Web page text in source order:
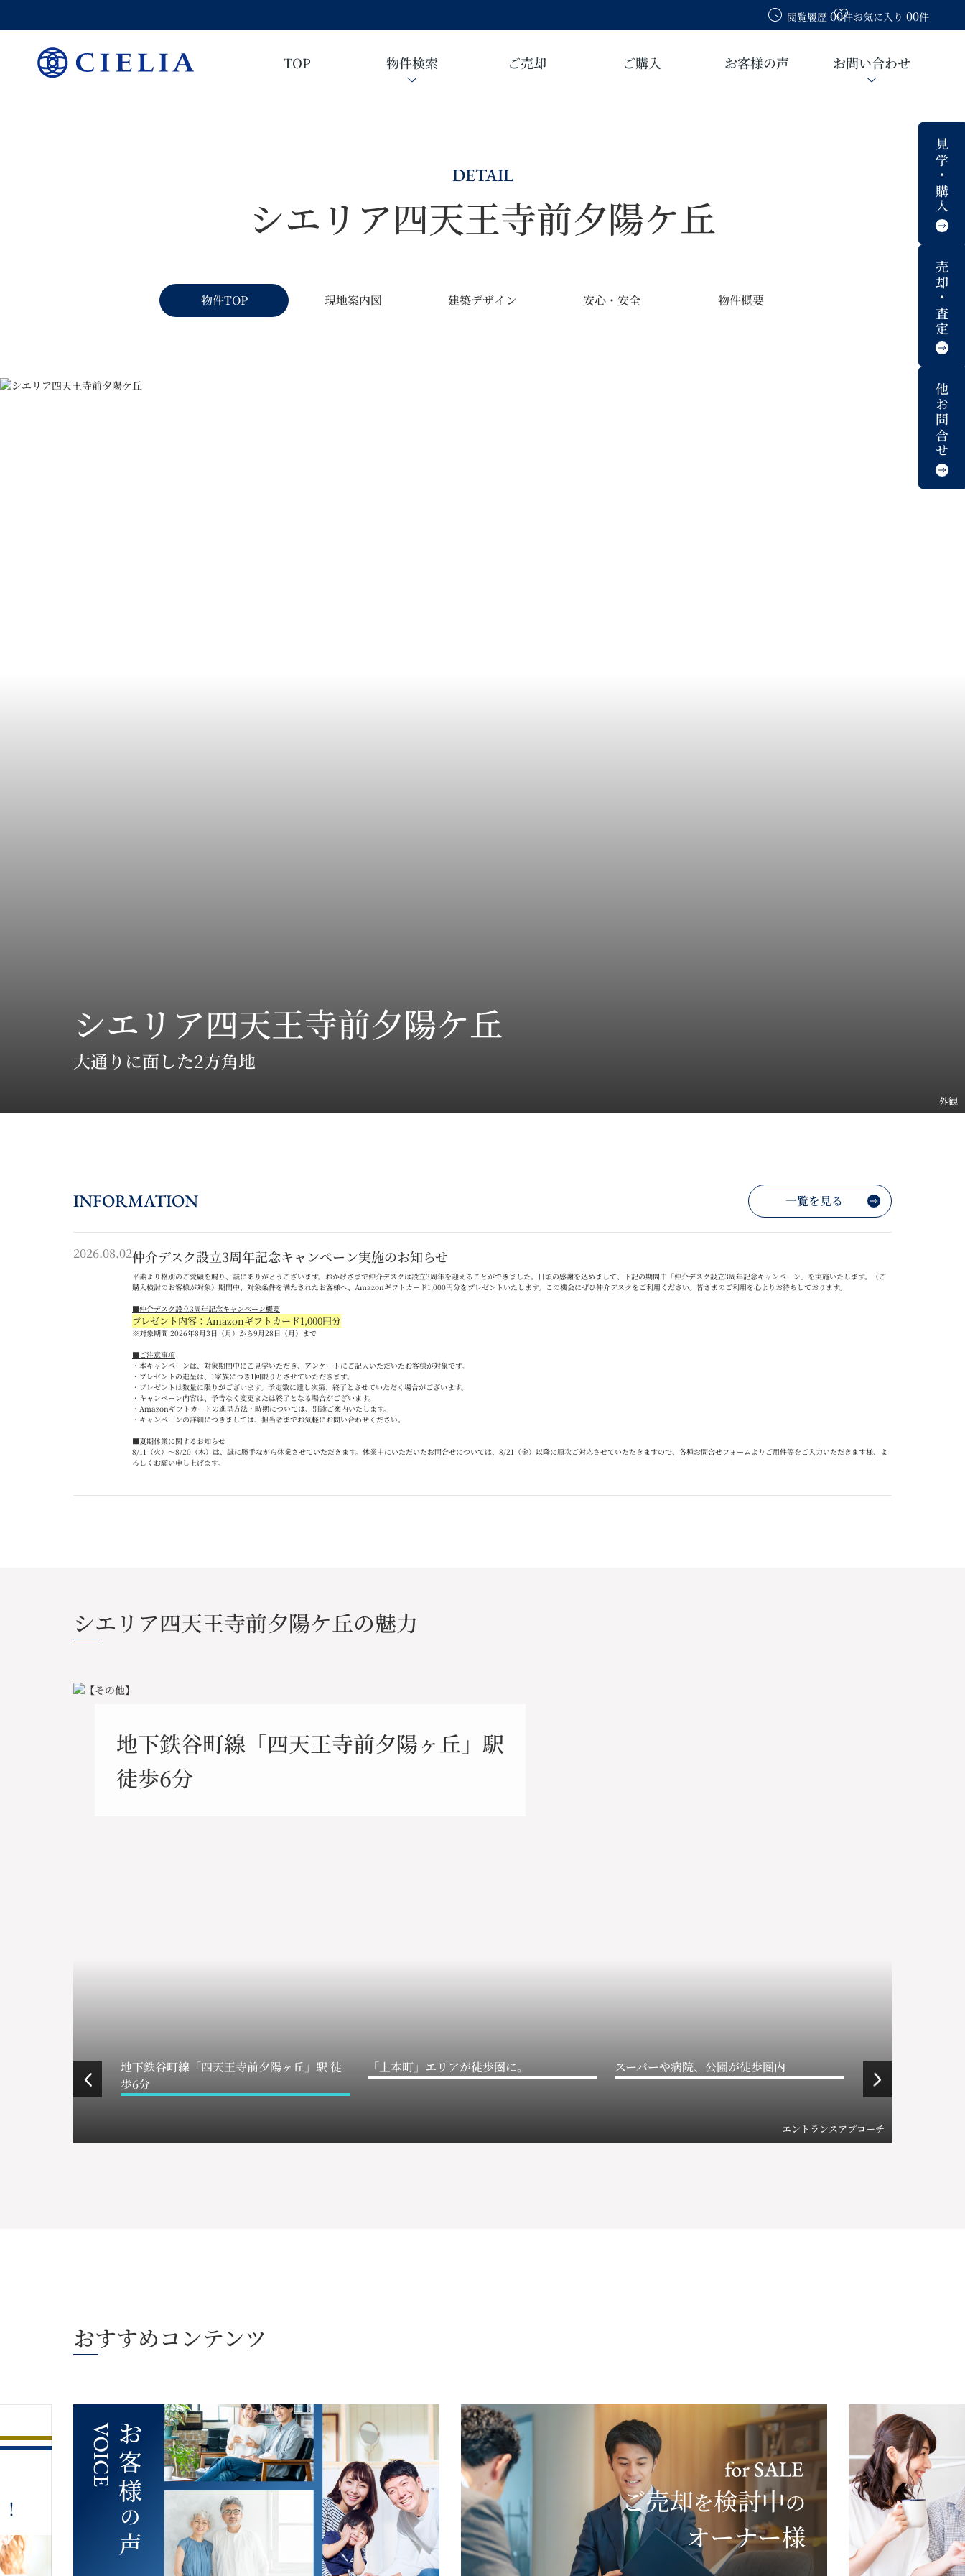
閲覧履歴 00件お気に入り 00件
TOP 物件検索 ご売却 ご購入 お客様の声 お問い合わせ
DETAIL
シエリア四天王寺前夕陽ケ丘
物件TOP 現地案内図 建築デザイン 安心・安全 物件概要
シエリア四天王寺前夕陽ケ丘
大通りに面した2方角地
外観
INFORMATION 一覧を見る
2026.08.02仲介デスク設立3周年記念キャンペーン実施のお知らせ
平素より格別のご愛顧を賜り、誠にありがとうございます。おかげさまで仲介デスクは設立3周年を迎えることができました。日頃の感謝を込めまして、下記の期間中「仲介デスク設立3周年記念キャンペーン」を実施いたします。（ご
購入検討のお客様が対象）期間中、対象条件を満たされたお客様へ、 Amazonギフトカード1,000円分をプレゼントいたします。この機会にぜひ仲介デスクをご利用ください。 皆さまのご利用を心よりお待ちしております。
■仲介デスク設立3周年記念キャンペーン概要
プレゼント内容：Amazonギフトカード1,000円分
※対象期間 2026年8月3 日（月）から9月28 日（月）まで
■ ご注意事項
・本キャンペーンは、対象期間中にご見学いただき、アンケートにご記入いただいたお客様が対象です。
・プレゼントの進呈は、 1家族につき1回限りとさせていただきます。
・プレゼントは数量に限りがございます。予定数に達し次第、終了とさせていただく場合がございます。
・キャンペーン内容は、予告なく変更または終了となる場合がございます。
・ Amazonギフトカードの進呈方法・時期については、別途ご案内いたします。
・キャンペーンの詳細につきましては、担当者までお気軽にお問い合わせください。
■夏期休業に関するお知らせ
8/11 （火）～8/20 （木）は、誠に勝手ながら休業させていただきます。休業中にいただいたお問合せについては、 8/21 （金）以降に順次ご対応させていただきますので、各種お問合せフォームよりご用件等をご入力いただきます様、よ
ろしくお願い申し上げます。
シエリア四天王寺前夕陽ケ丘の魅力
地下鉄谷町線「四天王寺前夕陽ヶ丘」駅
徒歩6分
エントランスアプローチ
地下鉄谷町線「四天王寺前夕陽ヶ丘」駅 徒
歩6分
「上本町」エリアが徒歩圏に。 スーパーや病院、公園が徒歩圏内
おすすめコンテンツ
見学・購入
売却・査定
他お問合せ